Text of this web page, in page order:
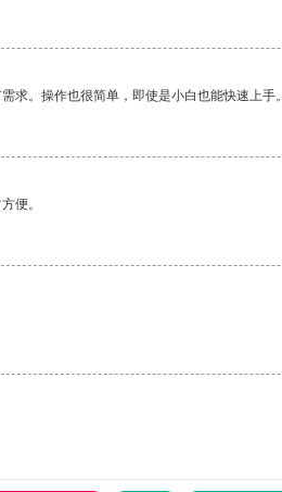
求。操作也很简单，即使是小白也能快速上手。
便。